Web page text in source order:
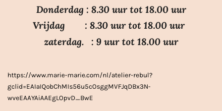
e
n
Donderdag : 8.30 uur tot 18.00 uur
Vrijdag : 8.30 uur tot 18.00 uur
zaterdag. : 9 uur tot 18.00 uur
https://www.marie-marie.com/nl/atelier-rebul?
gclid=EAIaIQobChMIs56u5cOsggMVFJqDBx3N-
wveEAAYAiAAEgLOpvD_BwE